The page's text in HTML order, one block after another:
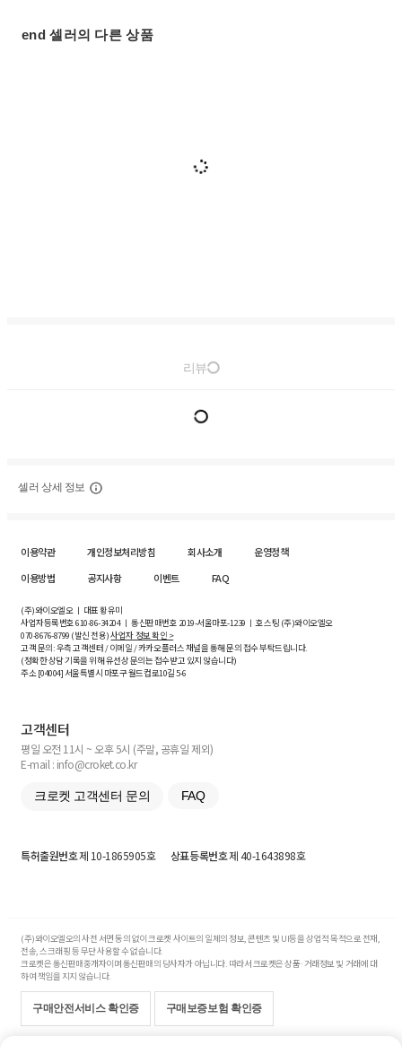
end 셀러의 다른 상품
리뷰
셀러 상세 정보
이용약관 개인정보처리방침 회사소개
운영정책
이용방법
공지사항 이벤트 FAQ
(주)와이오엘오 ㅣ 대표 황유미
사업자등록번호610-86-34204ㅣ 통신판매번호 2019-서울마포-1239 ㅣ 호스팅 (주)와이오엘오
070-8676-8799 (발신 전용)사업자 정보 확인 >
고객 문의: 우측 고객센터 / 이메일 / 카카오플러스 채널을 통해 문의 접수 부탁드립니다.
(정확한 상담 기록을 위해 유선상 문의는 접수받고 있지 않습니다)
주소 [04004] 서울특별시 마포구 월드컵로10길5-6
고객센터
평일 오전 11시 ~ 오후 5시 (주말, 공휴일 제외)
E-mail : info@croket.co.kr
크로켓 고객센터 문의 FAQ
특허출원번호제 10-1865905호 상표등록번호제 40-1643898호
(주)와이오엘오의 사전 서면 동의 없이 크로켓 사이트의 일체의 정보, 콘텐츠 및 UI등을 상업적 목적으로 전재,
전송, 스크래핑 등 무단 사용할 수 없습니다.
크로켓은 통신판매중개자이며 통신판매의 당사자가 아닙니다. 따라서 크로켓은 상품·거래정보 및 거래에 대
하여 책임을 지지 않습니다.
구매안전서비스 확인증 구매보증보험 확인증